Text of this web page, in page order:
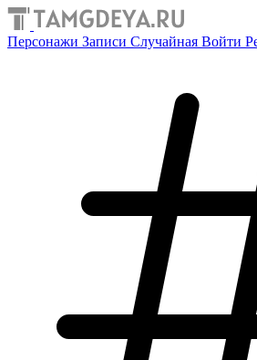
Персонажи Записи Случайная Войти